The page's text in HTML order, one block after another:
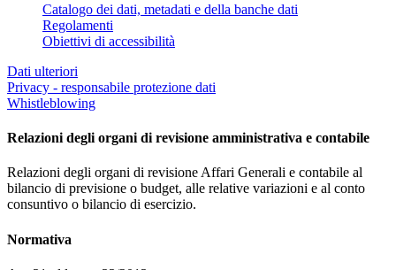
Catalogo dei dati, metadati e della banche dati
Regolamenti
Obiettivi di accessibilità
Dati ulteriori
Privacy - responsabile protezione dati
Whistleblowing
Relazioni degli organi di revisione amministrativa e contabile
Relazioni degli organi di revisione Affari Generali e contabile al
bilancio di previsione o budget, alle relative variazioni e al conto
consuntivo o bilancio di esercizio.
Normativa